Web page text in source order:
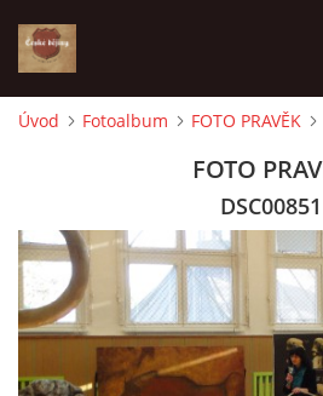
VÝBĚR PODLE VAŠICH POTŘEB
JAK VŠE PROBÍHÁ
ČESKÉ DĚJINY
Úvod Fotoalbum FOTO PRAVĚK
FOTO
DSC00851